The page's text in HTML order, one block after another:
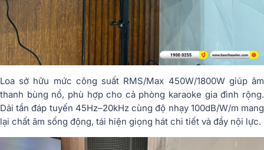
Loa sở hữu mức công suất RMS/Max 450W/1800W giúp âm
thanh bùng nổ, phù hợp cho cả phòng karaoke gia đình rộng.
Dải tần đáp tuyến 45Hz–20kHz cùng độ nhạy 100dB/W/m mang
lại chất âm sống động, tái hiện giọng hát chi tiết và đầy nội lực.